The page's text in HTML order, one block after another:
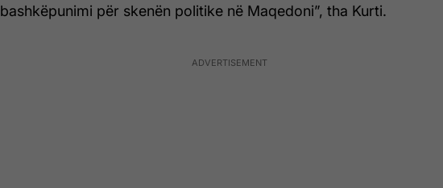
bashkëpunimi për skenën politike në Maqedoni”, tha Kurti.